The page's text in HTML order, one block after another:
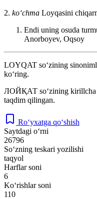
2. koʻchma Loyqasini
Endi uning osuda
Anorboyev, Oqsoy
LOYQAT so‘zining
ko‘ring.
ЛОЙҚАТ so‘zining
taqdim qilingan.
Ro‘yxatga qo‘shish
Saytdagi o‘rni
26796
So‘zning teskari yozilishi
taqyol
Harflar soni
6
Ko‘rishlar soni
110